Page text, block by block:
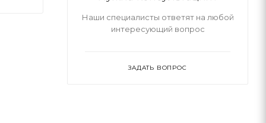
Наши специалисты ответят на любой
интересующий вопрос
ЗАДАТЬ ВОПРОС